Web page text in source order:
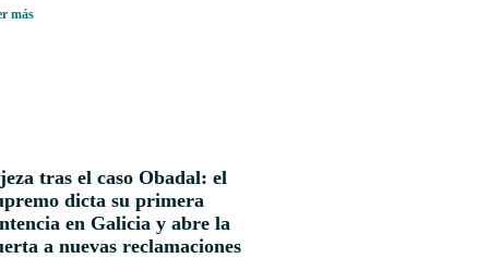
más
tras el caso Obadal: el
dicta su primera
en Galicia y abre la
a nuevas reclamaciones